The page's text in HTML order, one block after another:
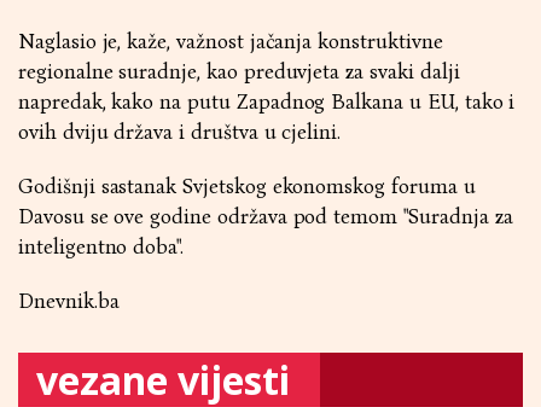
Naglasio je, kaže, važnost jačanja konstruktivne
regionalne suradnje, kao preduvjeta za svaki dalji
napredak, kako na putu Zapadnog Balkana u EU, tako i
ovih dviju država i društva u cjelini.
Godišnji sastanak Svjetskog ekonomskog foruma u
Davosu se ove godine održava pod temom "Suradnja za
inteligentno doba".
Dnevnik.ba
vezane vijesti